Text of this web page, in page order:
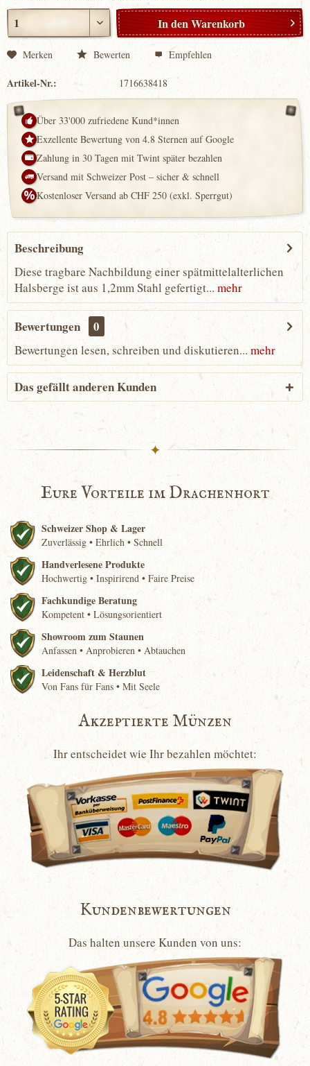
In denWarenkorb
Merken Bewerten Empfehlen
Artikel-Nr.: 1716638418
Über 33'000 zufriedene Kund*innen
Exzellente Bewertung von 4.8 Sternen auf Google
Zahlung in 30 Tagen mit Twint später bezahlen
Versand mit Schweizer Post – sicher & schnell
Kostenloser Versand ab CHF 250 (exkl. Sperrgut)
Beschreibung
Diese tragbare Nachbildung einer spätmittelalterlichen
Halsberge ist aus 1,2mm Stahl gefertigt... mehr
Bewertungen 0
Bewertungen lesen, schreiben und diskutieren... mehr
Das gefällt anderen Kunden
✦
Eure Vorteile im Drachenhort
Schweizer Shop & Lager
Zuverlässig • Ehrlich • Schnell
Handverlesene Produkte
Hochwertig • Inspirirend • Faire Preise
Fachkundige Beratung
Kompetent • Lösungsorientiert
Showroom zum Staunen
Anfassen • Anprobieren • Abtauchen
Leidenschaft & Herzblut
Von Fans für Fans • Mit Seele
Akzeptierte Münzen
Ihr entscheidet wie Ihr bezahlen möchtet:
Kundenbewertungen
Das halten unsere Kunden von uns: